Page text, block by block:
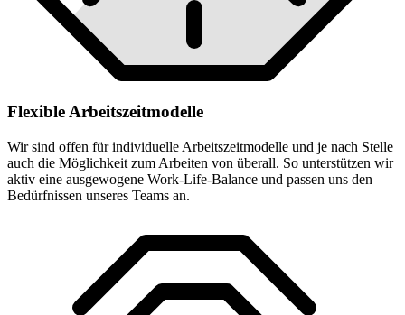
Flexible Arbeitszeitmodelle
Wir sind offen für individuelle Arbeitszeitmodelle und je nach Stelle
auch die Möglichkeit zum Arbeiten von überall. So unterstützen wir
aktiv eine ausgewogene Work-Life-Balance und passen uns den
Bedürfnissen unseres Teams an.